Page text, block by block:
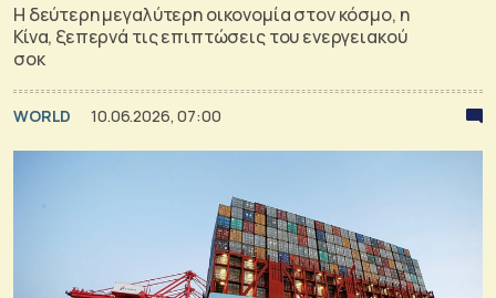
H δεύτερη μεγαλύτερη οικονομία στον κόσμο, η
Κίνα, ξεπερνά τις επιπτώσεις του ενεργειακού
σοκ
WORLD 10.06.2026, 07:00